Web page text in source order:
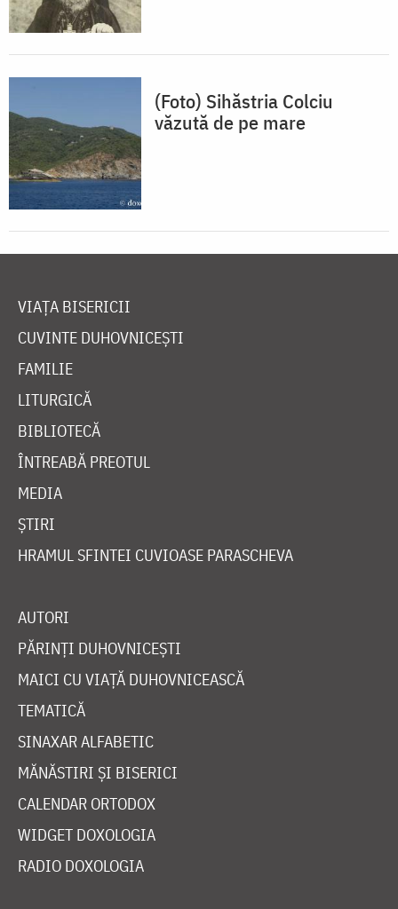
(Foto) Sihăstria Colciu
văzută de pe mare
VIAȚA BISERICII
CUVINTE DUHOVNICEȘTI
FAMILIE
LITURGICĂ
BIBLIOTECĂ
ÎNTREABĂ PREOTUL
MEDIA
ȘTIRI
HRAMUL SFINTEI CUVIOASE PARASCHEVA
AUTORI
PĂRINȚI DUHOVNICEȘTI
MAICI CU VIAȚĂ DUHOVNICEASCĂ
TEMATICĂ
SINAXAR ALFABETIC
MĂNĂSTIRI ȘI BISERICI
CALENDAR ORTODOX
WIDGET DOXOLOGIA
RADIO DOXOLOGIA